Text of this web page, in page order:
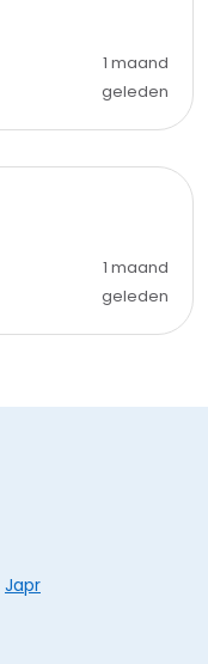
1 maand
geleden
1 maand
geleden
Japr